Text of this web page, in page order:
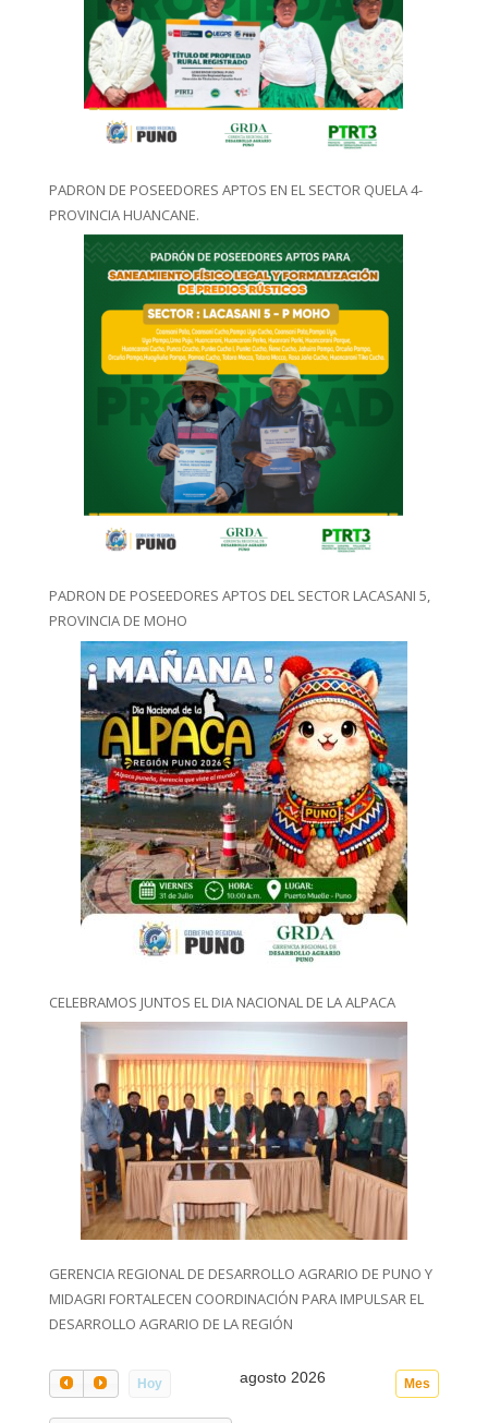
PADRON DE POSEEDORES APTOS EN EL SECTOR QUELA 4-
PROVINCIA HUANCANE.
PADRON DE POSEEDORES APTOS DEL SECTOR LACASANI 5,
PROVINCIA DE MOHO
CELEBRAMOS JUNTOS EL DIA NACIONAL DE LA ALPACA
GERENCIA REGIONAL DE DESARROLLO AGRARIO DE PUNO Y
MIDAGRI FORTALECEN COORDINACIÓN PARA IMPULSAR EL
DESARROLLO AGRARIO DE LA REGIÓN
Hoy Mes
agosto 2026